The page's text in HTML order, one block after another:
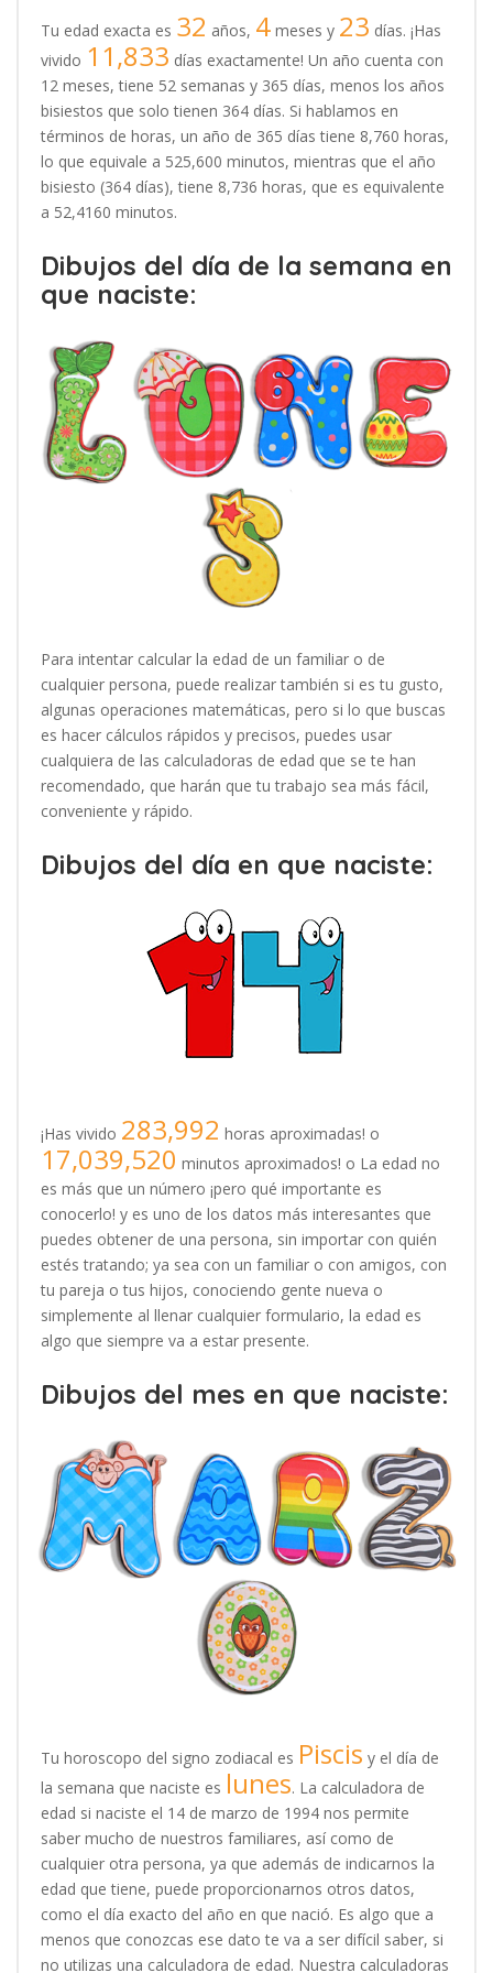
Tu edad exacta es 32 años, 4 meses y 23 días. ¡Has
vivido 11,833 días exactamente! Un año cuenta con
12 meses, tiene 52 semanas y 365 días, menos los años
bisiestos que solo tienen 364 días. Si hablamos en
términos de horas, un año de 365 días tiene 8,760 horas,
lo que equivale a 525,600 minutos, mientras que el año
bisiesto (364 días), tiene 8,736 horas, que es equivalente
a 52,4160 minutos.
Dibujos del día de la semana en
que naciste:
Para intentar calcular la edad de un familiar o de
cualquier persona, puede realizar también si es tu gusto,
algunas operaciones matemáticas, pero si lo que buscas
es hacer cálculos rápidos y precisos, puedes usar
cualquiera de las calculadoras de edad que se te han
recomendado, que harán que tu trabajo sea más fácil,
conveniente y rápido.
Dibujos del día en que naciste:
¡Has vivido 283,992 horas aproximadas! o
17,039,520 minutos aproximados! o La edad no
es más que un número ¡pero qué importante es
conocerlo! y es uno de los datos más interesantes que
puedes obtener de una persona, sin importar con quién
estés tratando; ya sea con un familiar o con amigos, con
tu pareja o tus hijos, conociendo gente nueva o
simplemente al llenar cualquier formulario, la edad es
algo que siempre va a estar presente.
Dibujos del mes en que naciste:
Tu horoscopo del signo zodiacal es Piscis y el día de
la semana que naciste es lunes. La calculadora de
edad si naciste el 14 de marzo de 1994 nos permite
saber mucho de nuestros familiares, así como de
cualquier otra persona, ya que además de indicarnos la
edad que tiene, puede proporcionarnos otros datos,
como el día exacto del año en que nació. Es algo que a
menos que conozcas ese dato te va a ser difícil saber, si
no utilizas una calculadora de edad. Nuestra calculadoras